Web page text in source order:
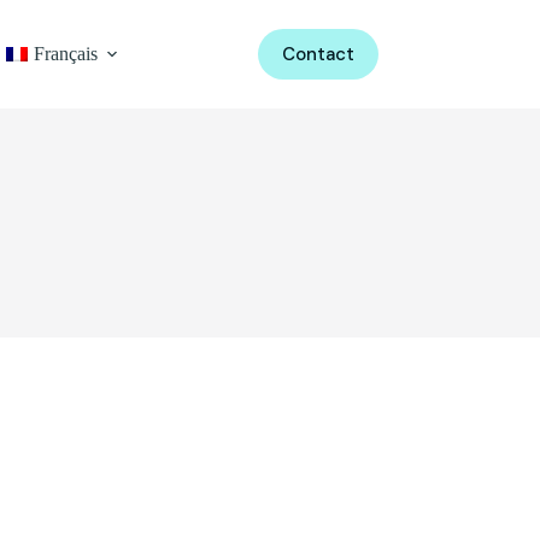
Français Contact